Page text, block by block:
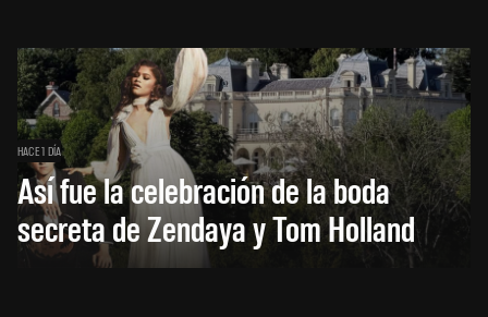
HACE 1 DÍA
Así fue la celebración de la boda
secreta de Zendaya y Tom Holland